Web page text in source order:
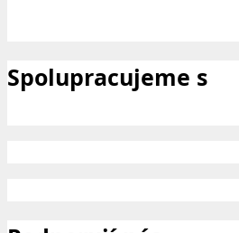
Spolupracujeme s